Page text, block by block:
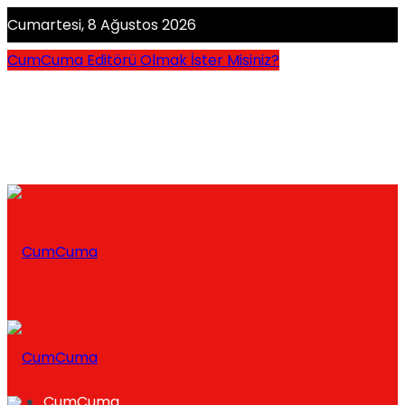
Cumartesi, 8 Ağustos 2026
CumCuma Editörü Olmak İster Misiniz?